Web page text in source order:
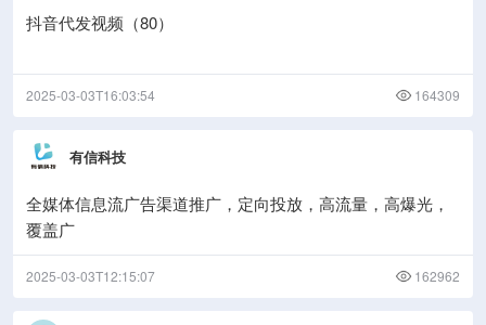
抖音代发视频（80）
2025-03-03T16:03:54 164309
有信科技
全媒体信息流广告渠道推广，定向投放，高流量，高爆光，
覆盖广
2025-03-03T12:15:07 162962